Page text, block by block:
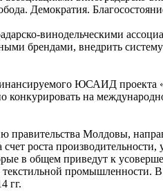
Демократия.
винодельческими
брендами, внедрить
ЮСАИД проекта
на
Молдовы,
роста
в общем приведут к
промышленности.
гг.